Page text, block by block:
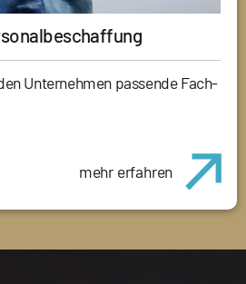
Unternehmen passende Fach-
mehr erfahren